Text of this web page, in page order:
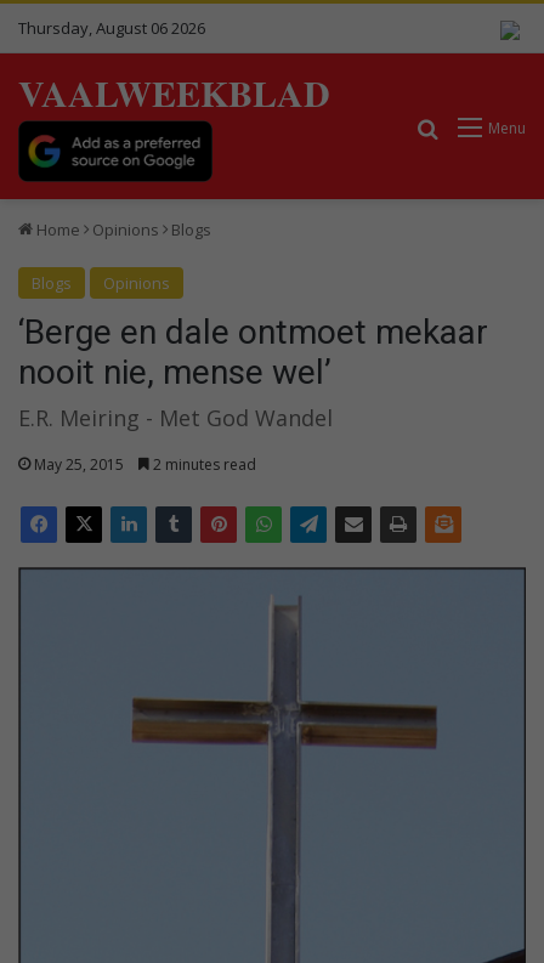
Thursday, August 06 2026
VAALWEEKBLAD
Menu
Search for
Home Opinions Blogs
Blogs Opinions
‘Berge en dale ontmoet mekaar
nooit nie, mense wel’
E.R. Meiring - Met God Wandel
May 25, 2015 2 minutes read